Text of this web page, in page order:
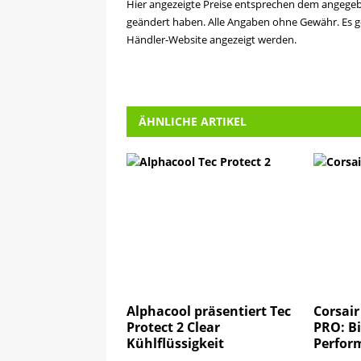
Hier angezeigte Preise entsprechen dem
geändert haben. Alle Angaben ohne Gewähr.
Händler-Website angezeigt werden.
ÄHNLICHE ARTIKEL
Alphacool präsentiert Tec
Protect 2 Clear
Kühlflüssigkeit
Corsair
PRO: